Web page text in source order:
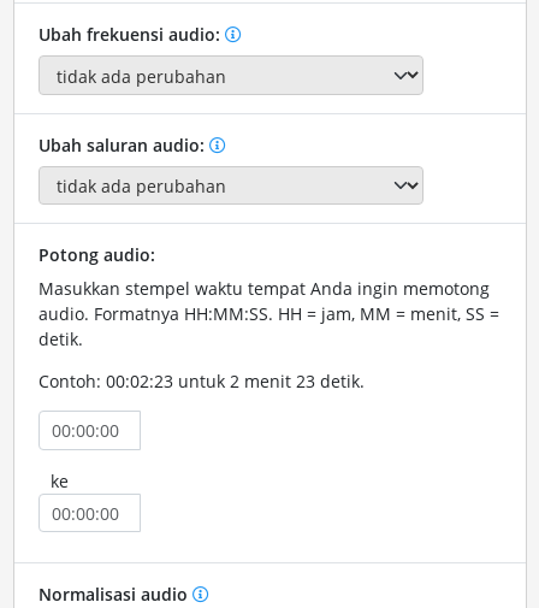
Ubah frekuensi audio:
Ubah saluran audio:
Potong audio:
Masukkan stempel waktu tempat Anda ingin memotong
audio. Formatnya HH:MM:SS. HH = jam, MM = menit, SS =
detik.
Contoh: 00:02:23 untuk 2 menit 23 detik.
ke
Normalisasi audio